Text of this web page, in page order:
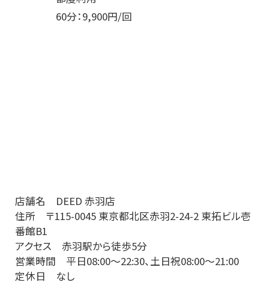
60分：9,900円/回
店舗名 DEED 赤羽店
住所 〒115-0045 東京都北区赤羽2-24-2 東拓ビル壱
番館B1
アクセス 赤羽駅から徒歩5分
営業時間 平日08:00～22:30、土日祝08:00～21:00
定休日 なし